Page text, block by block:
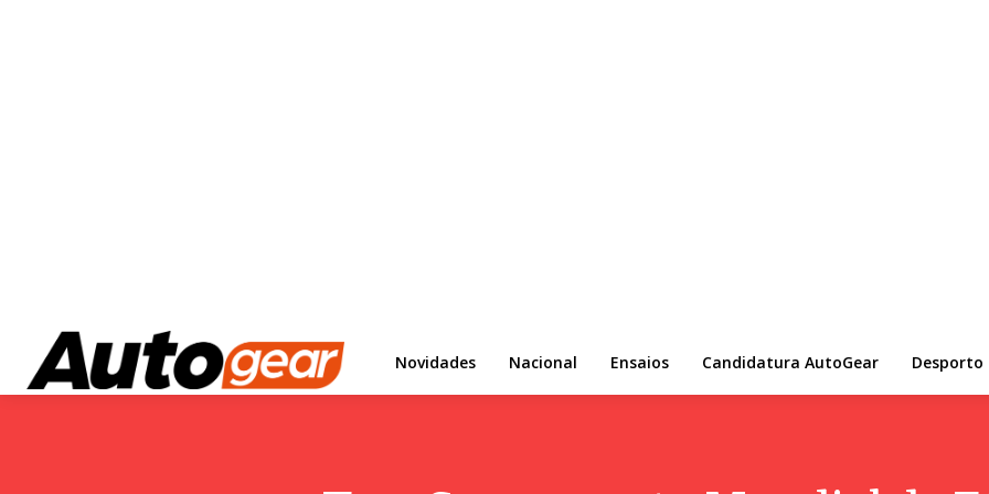
Novidades Nacional Ensaios Candidatura AutoGear